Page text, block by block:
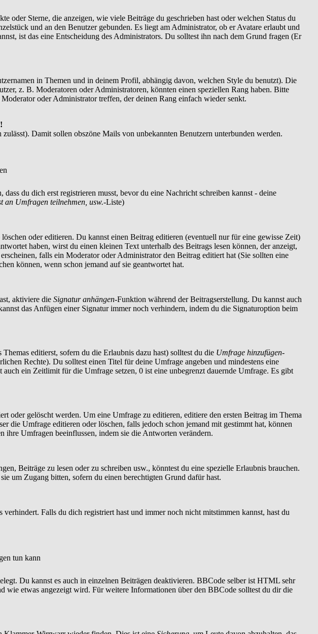
oder Sterne, die anzeigen, wie viele Beiträge du geschrieben hast oder welchen Status du
und an den Benutzer gebunden. Es liegt am Administrator, ob er Avatare erlaubt und
ist das eine Entscheidung des Administrators. Du solltest ihn nach dem Grund fragen (Er
in Themen und in deinem Profil, abhängig davon, welchen Style du benutzt). Die
z. B. Moderatoren oder Administratoren, könnten einen speziellen Rang haben. Bitte
oder Administrator treffen, der deinen Rang einfach wieder senkt.
Damit sollen obszöne Mails von unbekannten Benutzern unterbunden werden.
du dich erst registrieren musst, bevor du eine Nachricht schreiben kannst - deine
an Umfragen teilnehmen, usw.-Liste)
oder editieren. Du kannst einen Beitrag editieren (eventuell nur für eine gewisse Zeit)
haben, wirst du einen kleinen Text unterhalb des Beitrags lesen können, der anzeigt,
falls ein Moderator oder Administrator den Beitrag editiert hat (Sie sollten eine
können, wenn schon jemand auf sie geantwortet hat.
aktiviere die Signatur anhängen-Funktion während der Beitragserstellung. Du kannst auch
das Anfügen einer Signatur immer noch verhindern, indem du die Signaturoption beim
editierst, sofern du die Erlaubnis dazu hast) solltest du die Umfrage hinzufügen-
Rechte). Du solltest einen Titel für deine Umfrage angeben und mindestens eine
auch ein Zeitlimit für die Umfrage setzen, 0 ist eine unbegrenzt dauernde Umfrage. Es gibt
oder gelöscht werden. Um eine Umfrage zu editieren, editiere den ersten Beitrag im Thema
die Umfrage editieren oder löschen, falls jedoch schon jemand mit gestimmt hat, können
ihre Umfragen beeinflussen, indem sie die Antworten verändern.
Beiträge zu lesen oder zu schreiben usw., könntest du eine spezielle Erlaubnis brauchen.
um Zugang bitten, sofern du einen berechtigten Grund dafür hast.
Falls du dich registriert hast und immer noch nicht mitstimmen kannst, hast du
tun kann
Du kannst es auch in einzelnen Beiträgen deaktivieren. BBCode selber ist HTML sehr
etwas angezeigt wird. Für weitere Informationen über den BBCode solltest du dir die